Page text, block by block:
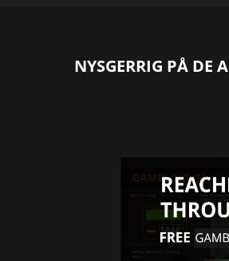
NYSGERRIG PÅ DE